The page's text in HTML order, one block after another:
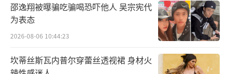
邵逸翔被曝骗吃骗喝恐吓他人 吴宗宪代
为表态
2026-08-06 10:44:23
坎蒂丝斯瓦内普尔穿蕾丝透视裙 身材火